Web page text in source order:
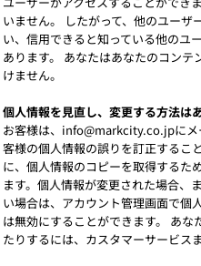
いません。 したがって、他のユー
い、信用できると知っている他のユ
あります。 あなたはあなたのコン
けません。
個人情報を見直し、変更する方法は
お客様は、info@markcity.co.jpにメ
客様の個人情報の誤りを訂正するこ
に、個人情報のコピーを取得するた
ます。個人情報が変更された場合
い場合は、アカウント管理画面で個
は無効にすることができます。 あ
たりするには、カスタマーサービス